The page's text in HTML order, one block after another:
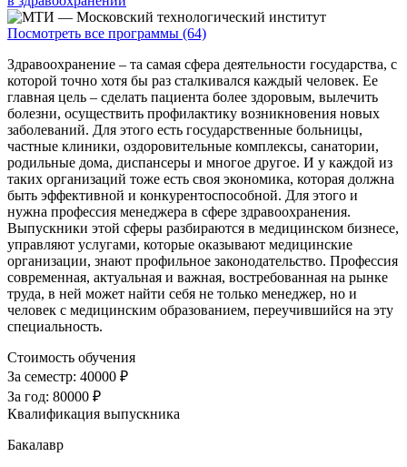
Посмотреть все программы (64)
Здравоохранение – та самая сфера деятельности государства, с
которой точно хотя бы раз сталкивался каждый человек. Ее
главная цель – сделать пациента более здоровым, вылечить
болезни, осуществить профилактику возникновения новых
заболеваний. Для этого есть государственные больницы,
частные клиники, оздоровительные комплексы, санатории,
родильные дома, диспансеры и многое другое. И у каждой из
таких организаций тоже есть своя экономика, которая должна
быть эффективной и конкурентоспособной. Для этого и
нужна профессия менеджера в сфере здравоохранения.
Выпускники этой сферы разбираются в медицинском бизнесе,
управляют услугами, которые оказывают медицинские
организации, знают профильное законодательство. Профессия
современная, актуальная и важная, востребованная на рынке
труда, в ней может найти себя не только менеджер, но и
человек с медицинским образованием, переучившийся на эту
специальность.
Стоимость обучения
За семестр: 40000 ₽
За год: 80000 ₽
Квалификация выпускника
Бакалавр